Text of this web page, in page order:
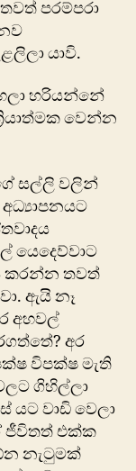
පරම්පරා
යාවි.
හරියන්නේ
වෙන්න
සල්ලි වලින්
යෙදෙව්වාට
කරන්න තවත්
ඇයි නෑ
අහවල්
අර
විපක්ෂ මැති
ගිහිල්ලා
යට වාඩි වෙලා
ජීවිතත් එක්ක
නැටුමක්